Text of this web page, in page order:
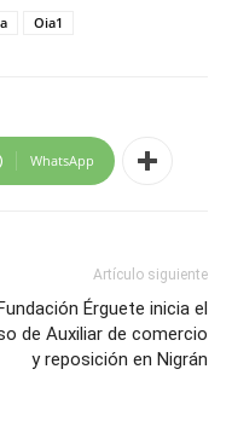
Oia1
WhatsApp
Artículo siguiente
Érguete inicia el
de Auxiliar de comercio
y reposición en Nigrán